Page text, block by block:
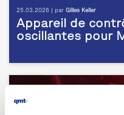
25.03.2026 | par Gilles Keller
Appareil de
oscillantes pour